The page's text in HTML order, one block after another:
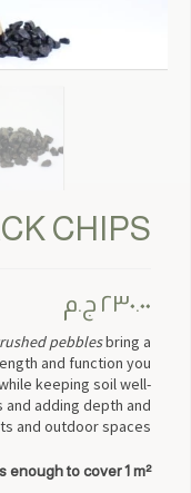
CHIPS
٢٣٠.٠٠ ج.م
pebblesbring a
and function you
keeping soil well-
adding depth and
and outdoor spaces.
enough to cover 1 m².